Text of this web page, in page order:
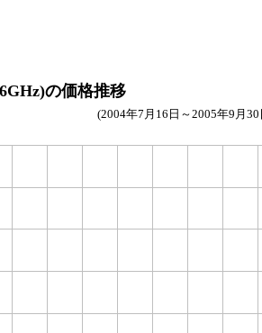
の価格推移
(2004年7月16日～2005年9月30